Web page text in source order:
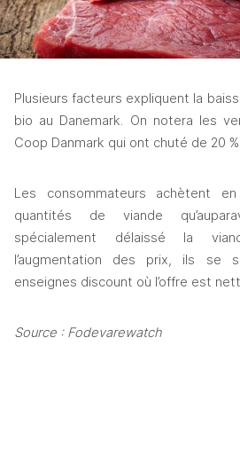
Plusieurs facteurs expliquent la
bio au Danemark. On notera les
Coop Danmark qui ont chuté de 20 %.
Les consommateurs achètent
quantités de viande
spécialement délaissé la
l’augmentation des prix, ils se
enseignes discount où l’offre est
Source : Fodevarewatch